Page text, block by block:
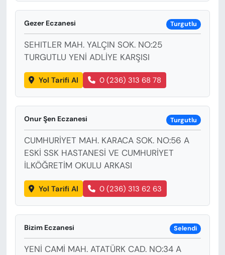
Gezer Eczanesi Turgutlu
SEHITLER MAH. YALÇIN SOK. NO:25
TURGUTLU YENİ ADLİYE KARŞISI
Yol Tarifi Al 0 (236) 313 68 78
Onur Şen Eczanesi Turgutlu
CUMHURİYET MAH. KARACA SOK. NO:56 A
ESKİ SSK HASTANESİ VE CUMHURİYET
İLKÖĞRETİM OKULU ARKASI
Yol Tarifi Al 0 (236) 313 62 63
Bizim Eczanesi Selendi
YENİ CAMİ MAH. ATATÜRK CAD. NO:34 A